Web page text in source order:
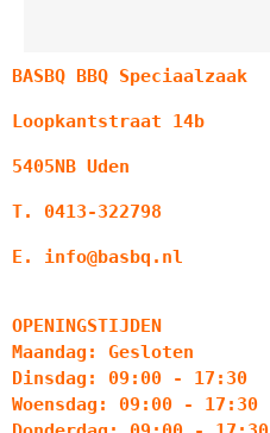
BASBQ BBQ Speciaalzaak
Loopkantstraat 14b
5405NB Uden
T. 0413-322798
E. info@basbq.nl
OPENINGSTIJDEN
Maandag: Gesloten
Dinsdag: 09:00 - 17:30
Woensdag: 09:00 - 17:30